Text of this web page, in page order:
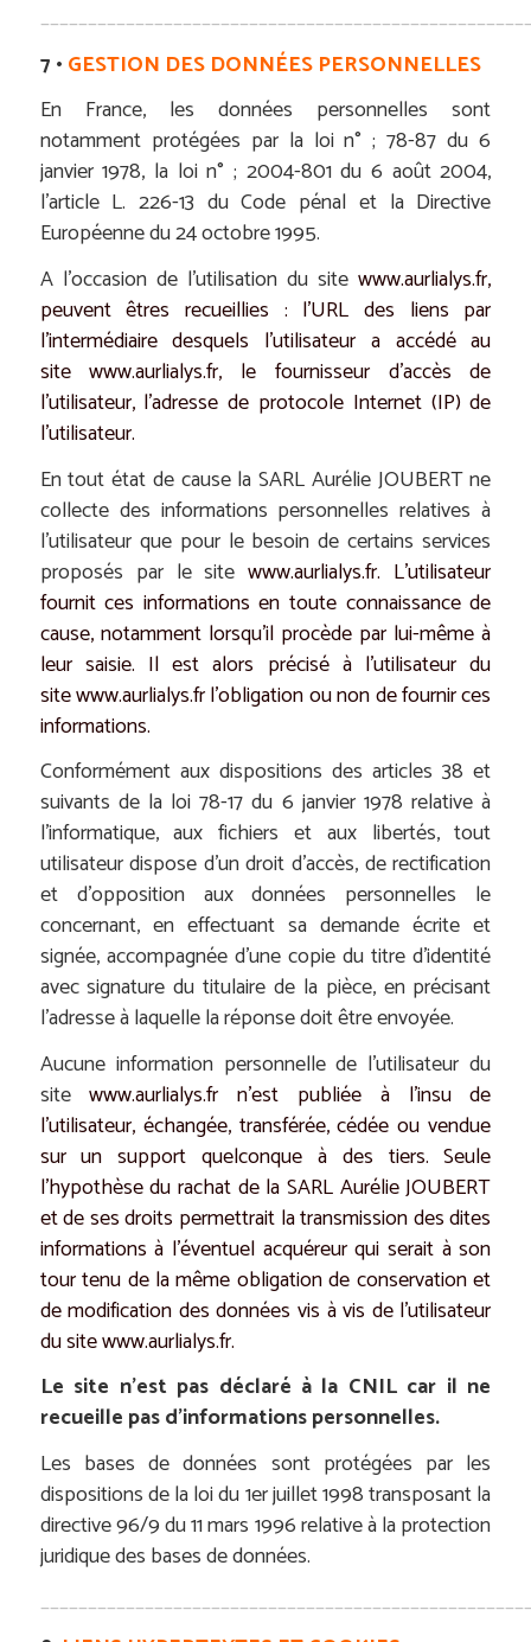
7 • GESTION DES DONNÉES PERSONNELLES
En France, les données personnelles sont
notamment protégées par la loi n° ; 78-87 du 6
janvier 1978, la loi n° ; 2004-801 du 6 août 2004,
l’article L. 226-13 du Code pénal et la Directive
Européenne du 24 octobre 1995.
A l’occasion de l’utilisation du sitewww.aurlialys.fr,
peuvent êtres recueillies : l’URL des liens par
l’intermédiaire desquels l’utilisateur a accédé au
sitewww.aurlialys.fr, le fournisseur d’accès de
l’utilisateur, l’adresse de protocole Internet (IP) de
l’utilisateur.
En tout état de cause la SARL Aurélie JOUBERT ne
collecte des informations personnelles relatives à
l’utilisateur que pour le besoin de certains services
proposés par le sitewww.aurlialys.fr. L’utilisateur
fournit ces informations en toute connaissance de
cause, notamment lorsqu’il procède par lui-même à
leur saisie. Il est alors précisé à l’utilisateur du
sitewww.aurlialys.frl’obligation ou non de fournir ces
informations.
Conformément aux dispositions des articles 38 et
suivants de la loi 78-17 du 6 janvier 1978 relative à
l’informatique, aux fichiers et aux libertés, tout
utilisateur dispose d’un droit d’accès, de rectification
et d’opposition aux données personnelles le
concernant, en effectuant sa demande écrite et
signée, accompagnée d’une copie du titre d’identité
avec signature du titulaire de la pièce, en précisant
l’adresse à laquelle la réponse doit être envoyée.
Aucune information personnelle de l’utilisateur du
sitewww.aurlialys.fr n’est publiée à l’insu de
l’utilisateur, échangée, transférée, cédée ou vendue
sur un support quelconque à des tiers. Seule
l’hypothèse du rachat de la SARL Aurélie JOUBERT
et de ses droits permettrait la transmission des dites
informations à l’éventuel acquéreur qui serait à son
tour tenu de la même obligation de conservation et
de modification des données vis à vis de l’utilisateur
du sitewww.aurlialys.fr.
Le site n’est pas déclaré à la CNIL car il ne
recueille pas d’informations personnelles.
Les bases de données sont protégées par les
dispositions de la loi du 1er juillet 1998 transposant la
directive 96/9 du 11 mars 1996 relative à la protection
juridique des bases de données.